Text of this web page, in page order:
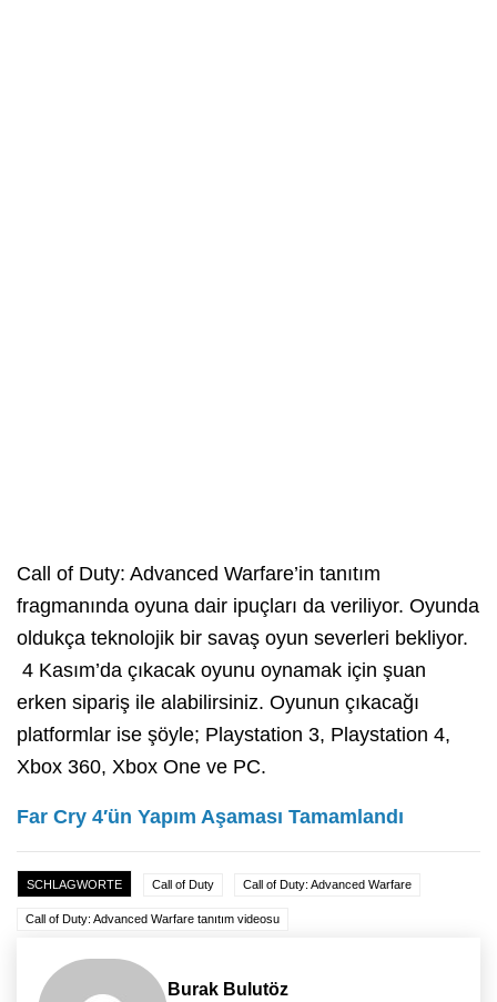
Call of Duty: Advanced Warfare’in tanıtım
fragmanında oyuna dair ipuçları da veriliyor. Oyunda
oldukça teknolojik bir savaş oyun severleri bekliyor.
4 Kasım’da çıkacak oyunu oynamak için şuan
erken sipariş ile alabilirsiniz. Oyunun çıkacağı
platformlar ise şöyle; Playstation 3, Playstation 4,
Xbox 360, Xbox One ve PC.
Far Cry 4′ün Yapım Aşaması Tamamlandı
SCHLAGWORTE Call of Duty Call of Duty: Advanced Warfare
Call of Duty: Advanced Warfare tanıtım videosu
Burak Bulutöz